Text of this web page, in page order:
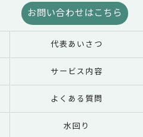
お問い合わせはこちら
代表あいさつ
サービス内容
よくある質問
水回り